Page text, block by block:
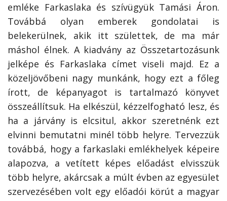
emléke Farkaslaka és szívügyük Tamási Áron.
Továbbá olyan emberek gondolatai is
belekerülnek, akik itt születtek, de ma már
máshol élnek. A kiadvány az Összetartozásunk
jelképe és Farkaslaka címet viseli majd. Ez a
közeljövőbeni nagy munkánk, hogy ezt a főleg
írott, de képanyagot is tartalmazó könyvet
összeállítsuk. Ha elkészül, kézzelfogható lesz, és
ha a járvány is elcsitul, akkor szeretnénk ezt
elvinni bemutatni minél több helyre. Tervezzük
továbbá, hogy a farkaslaki emlékhelyek képeire
alapozva, a vetített képes előadást elvisszük
több helyre, akárcsak a múlt évben az egyesület
szervezésében volt egy előadói körút a magyar